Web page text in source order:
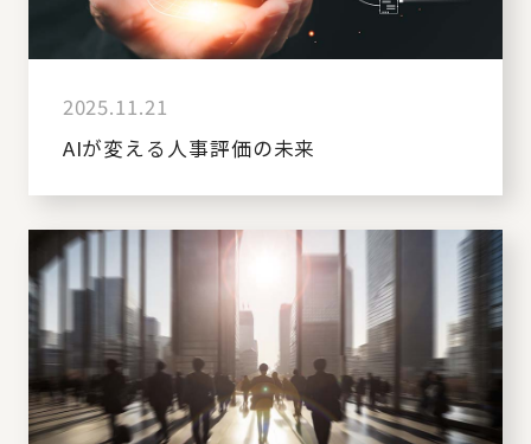
2025.11.21
AIが変える人事評価の未来